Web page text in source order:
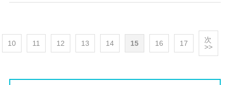
10 11 12 13 14 15 16 17
次
>>